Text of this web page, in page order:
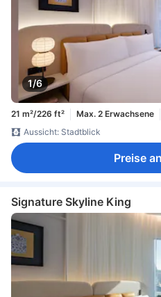
1/6
21 m²/226 ft² Max. 2 Erwachsene
Aussicht: Stadtblick
Preise
Signature Skyline King